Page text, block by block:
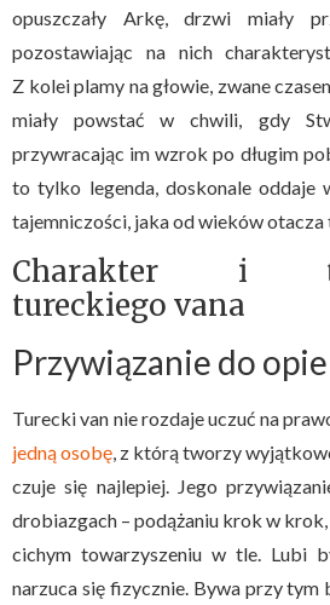
opuszczały Arkę, drzwi miały
pozostawiając na nich
Z kolei plamy na głowie, zwane
miały powstać w chwili, gdy
przywracając im wzrok po długim
to tylko legenda, doskonale oddaje
tajemniczości, jaka od wieków otacza
Charakter i
tureckiego vana
Przywiązanie do
Turecki van nie rozdaje uczuć na
jedną osobę, z którą tworzy
czuje się najlepiej. Jego
drobiazgach – podążaniu krok w
cichym towarzyszeniu w tle. Lubi
narzuca się fizycznie. Bywa przy tym